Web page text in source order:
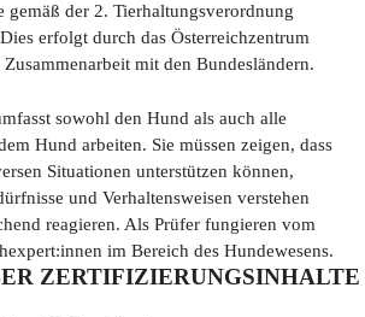
gemäß der 2. Tierhaltungsverordnung
erfolgt durch das Österreichzentrum
mit den Bundesländern.
sowohl den Hund als auch alle
Hund arbeiten. Sie müssen zeigen, dass
Situationen unterstützen können,
und Verhaltensweisen verstehen
reagieren. Als Prüfer fungieren vom
im Bereich des Hundewesens.
ZERTIFIZIERUNGSINHALTE